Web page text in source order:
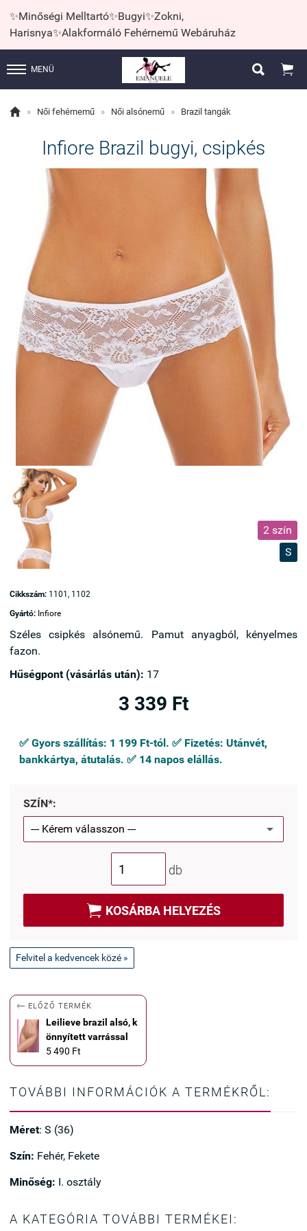
✨Minőségi Melltartó✨Bugyi✨Zokni,
Harisnya✨Alakformáló Fehérnemű Webáruház
MENÜ  
 » Női fehérnemű » Női alsónemű » Brazil tangák
Infiore Brazil bugyi, csipkés
2 szín
S
Cikkszám: 1101, 1102
Gyártó: Infiore
Széles csipkés alsónemű. Pamut anyagból, kényelmes
fazon.
Hűségpont (vásárlás után): 17
3 339 Ft
✅ Gyors szállítás: 1 199 Ft-tól. ✅ Fizetés: Utánvét,
bankkártya, átutalás. ✅ 14 napos elállás.
SZÍN*:
db
 KOSÁRBA HELYEZÉS
Felvitel a kedvencek közé »
 ELŐZŐ TERMÉK
Leilieve brazil alsó, k
önnyített varrással
5 490 Ft
TOVÁBBI INFORMÁCIÓK A TERMÉKRŐL:
Méret: S (36)
Szín: Fehér, Fekete
Minőség: I. osztály
A KATEGÓRIA TOVÁBBI TERMÉKEI: